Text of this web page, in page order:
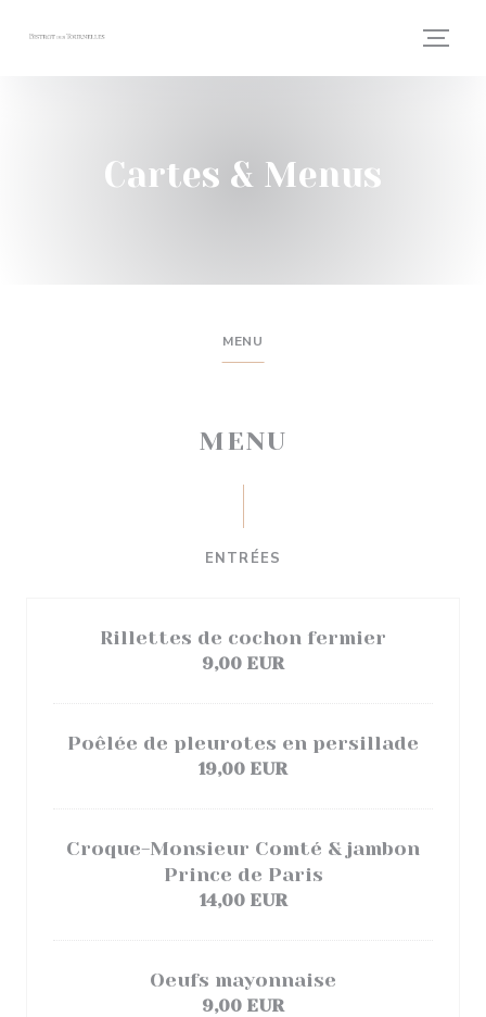
Cartes & Menus
MENU
MENU
ENTRÉES
Rillettes de cochon fermier
9,00 EUR
Poêlée de pleurotes en persillade
19,00 EUR
Croque-Monsieur Comté & jambon
Prince de Paris
14,00 EUR
Oeufs mayonnaise
9,00 EUR